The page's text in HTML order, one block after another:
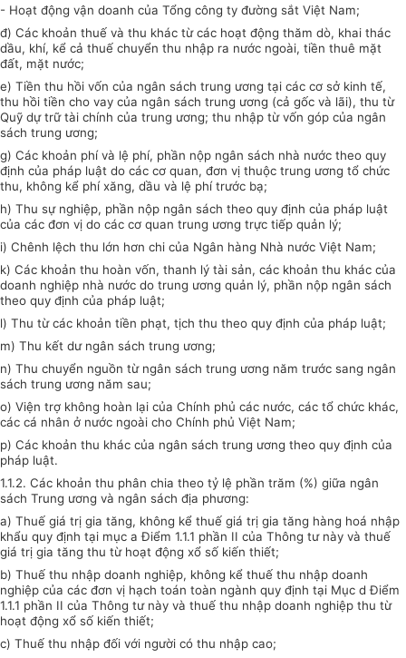
- Hoạt động vận doanh của Tổng công ty đường sắt Việt Nam;
đ) Các khoản thuế và thu khác từ các hoạt động thăm dò, khai thác
dầu, khí, kể cả thuế chuyển thu nhập ra nước ngoài, tiền thuê mặt
đất, mặt nước;
e) Tiền thu hồi vốn của ngân sách trung ương tại các cơ sở kinh tế,
thu hồi tiền cho vay của ngân sách trung ương (cả gốc và lãi), thu từ
Quỹ dự trữ tài chính của trung ương; thu nhập từ vốn góp của ngân
sách trung ương;
g) Các khoản phí và lệ phí, phần nộp ngân sách nhà nước theo quy
định của pháp luật do các cơ quan, đơn vị thuộc trung ương tổ chức
thu, không kể phí xăng, dầu và lệ phí trước bạ;
h) Thu sự nghiệp, phần nộp ngân sách theo quy định của pháp luật
của các đơn vị do các cơ quan trung ương trực tiếp quản lý;
i) Chênh lệch thu lớn hơn chi của Ngân hàng Nhà nước Việt Nam;
k) Các khoản thu hoàn vốn, thanh lý tài sản, các khoản thu khác của
doanh nghiệp nhà nước do trung ương quản lý, phần nộp ngân sách
theo quy định của pháp luật;
l) Thu từ các khoản tiền phạt, tịch thu theo quy định của pháp luật;
m) Thu kết dư ngân sách trung ương;
n) Thu chuyển nguồn từ ngân sách trung ương năm trước sang ngân
sách trung ương năm sau;
o) Viện trợ không hoàn lại của Chính phủ các nước, các tổ chức khác,
các cá nhân ở nước ngoài cho Chính phủ Việt Nam;
p) Các khoản thu khác của ngân sách trung ương theo quy định của
pháp luật.
1.1.2. Các khoản thu phân chia theo tỷ lệ phần trăm (%) giữa ngân
sách Trung ương và ngân sách địa phương:
a) Thuế giá trị gia tăng, không kể thuế giá trị gia tăng hàng hoá nhập
khẩu quy định tại mục a Điểm 1.1.1 phần II của Thông tư này và thuế
giá trị gia tăng thu từ hoạt động xổ số kiến thiết;
b) Thuế thu nhập doanh nghiệp, không kể thuế thu nhập doanh
nghiệp của các đơn vị hạch toán toàn ngành quy định tại Mục d Điểm
1.1.1 phần II của Thông tư này và thuế thu nhập doanh nghiệp thu từ
hoạt động xổ số kiến thiết;
c) Thuế thu nhập đối với người có thu nhập cao;